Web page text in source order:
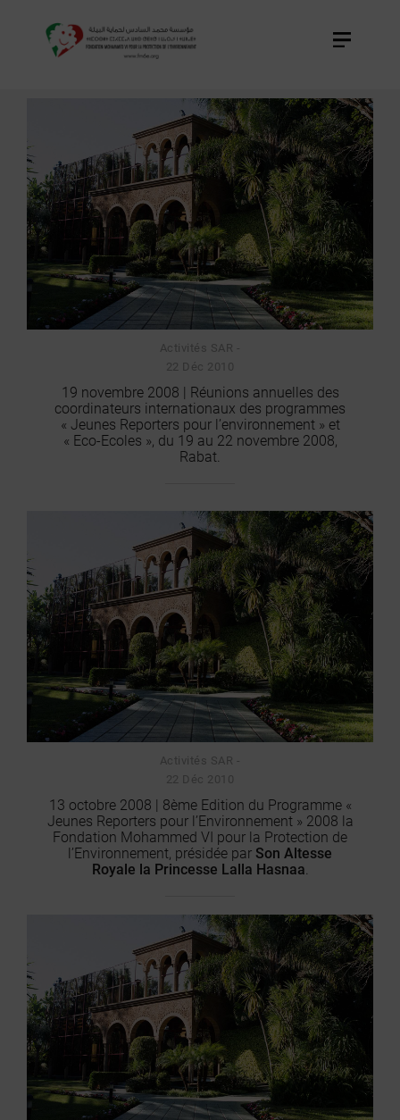
EVÉNEMENTS
DISCOURS
ACTIVITÉS
SAR
Activités SAR -
22 Déc 2010
19 novembre 2008 | Réunions annuelles des
coordinateurs internationaux des programmes
« Jeunes Reporters pour l’environnement » et
« Eco-Ecoles », du 19 au 22 novembre 2008,
Rabat.
Activités SAR -
22 Déc 2010
13 octobre 2008 | 8ème Edition du Programme «
Jeunes Reporters pour l’Environnement » 2008 la
Fondation Mohammed VI pour la Protection de
l’Environnement, présidée par Son Altesse
Royale la Princesse Lalla Hasnaa.